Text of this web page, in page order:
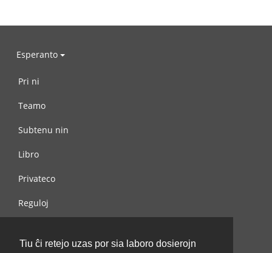
Tiu ĉi retejo uzas por sia laboro dosierojn
Esperanto
Pri ni
Teamo
Subtenu nin
Libro
Privateco
Reguloj